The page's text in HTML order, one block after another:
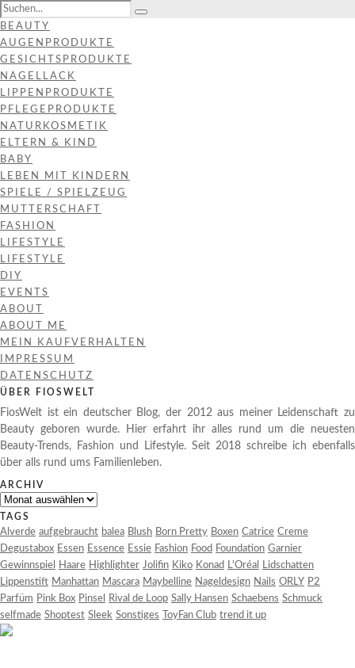
BEAUTY
AUGENPRODUKTE
GESICHTSPRODUKTE
NAGELLACK
LIPPENPRODUKTE
PFLEGEPRODUKTE
NATURKOSMETIK
ELTERN & KIND
BABY
LEBEN MIT KINDERN
SPIELE / SPIELZEUG
MUTTERSCHAFT
FASHION
LIFESTYLE
LIFESTYLE
DIY
EVENTS
ABOUT
ABOUT ME
MEIN KAUFVERHALTEN
IMPRESSUM
DATENSCHUTZ
ÜBER FIOSWELT
FiosWelt ist ein deutscher Blog, der 2012 aus meiner Leidenschaft zu
Beauty geboren wurde. Hier erfahrt ihr alles rund um die neuesten
Beauty-Trends, Fashion und Lifestyle. Seit 2018 schreibe ich ebenfalls
über alls rund ums Familienleben.
ARCHIV
Archiv
TAGS
Alverde aufgebraucht balea Blush Born Pretty Boxen Catrice Creme
Degustabox Essen Essence Essie Fashion Food Foundation Garnier
Gewinnspiel
Haare Highlighter Jolifin Kiko Konad L'Oréal
Lidschatten
Lippenstift Manhattan Mascara Maybelline Nageldesign Nails ORLY P2
Parfüm Pink Box Pinsel Rival de Loop Sally Hansen Schaebens Schmuck
selfmade Shoptest Sleek Sonstiges ToyFan Club trend it up